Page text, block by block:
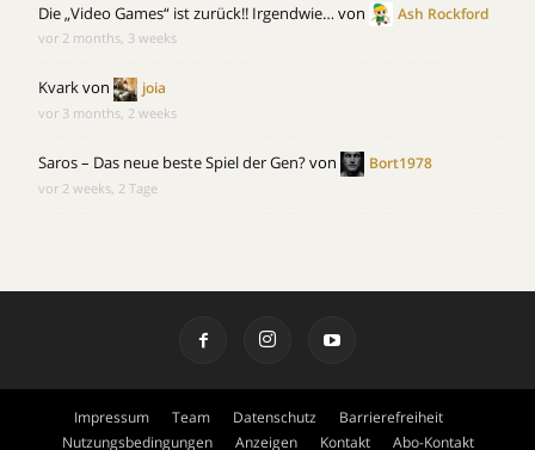
Die „Video Games“ ist zurück!! Irgendwie…von Ash Rockford
vor 2 months, 3 weeks
Kvarkvon joia
vor 3 months, 2 weeks
Saros – Das neue beste Spiel der Gen?von Bort1978
vor 2 weeks, 2 Tage
Impressum Team Datenschutz
Barrierefreiheit
Nutzungsbedingungen
Anzeigen Kontakt Abo-Kontakt